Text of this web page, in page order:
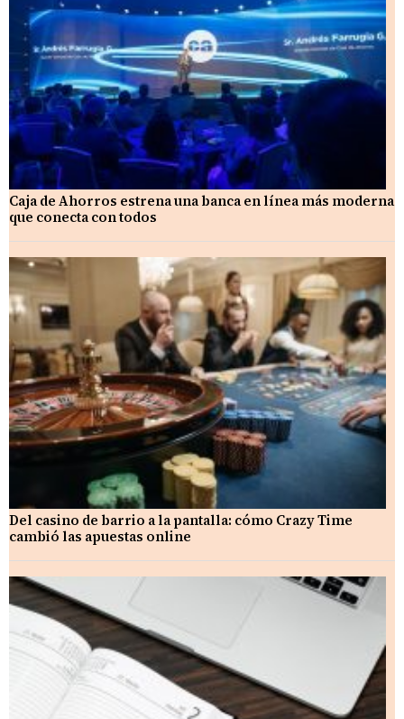
Caja de Ahorros estrena una banca en línea más moderna
que conecta con todos
Del casino de barrio a la pantalla: cómo Crazy Time
cambió las apuestas online